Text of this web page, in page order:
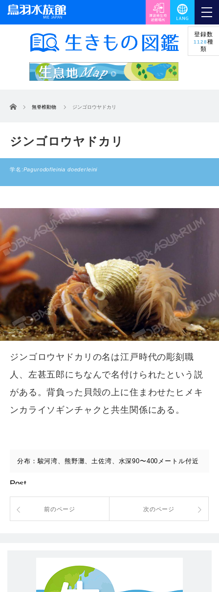
登録数
1128種
類
ホーム 無脊椎動物 ジンゴロウヤドカリ
ジンゴロウヤドカリ
学名:Pagurodofleinia doederleini
ジンゴロウヤドカリの名は江戸時代の彫刻職
人、左甚五郎にちなんで名付けられたという説
がある。背負った貝殻の上に住まわせたヒメキ
ンカライソギンチャクと共生関係にある。
分布：駿河湾、熊野灘、土佐湾、水深90〜400メートル付近
Post
前のページ 次のページ